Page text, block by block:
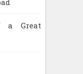
a Great